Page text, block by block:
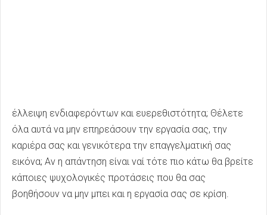
έλλειψη ενδιαφερόντων και ευερεθιστότητα; Θέλετε
όλα αυτά να μην επηρεάσουν την εργασία σας, την
καριέρα σας και γενικότερα την επαγγελματική σας
εικόνα; Αν η απάντηση είναι ναί τότε πιο κάτω θα βρείτε
κάποιες ψυχολογικές προτάσεις που θα σας
βοηθήσουν να μην μπει και η εργασία σας σε κρίση.